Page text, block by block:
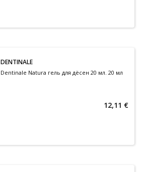
DENTINALE
Dentinale Natura гель для дёсен 20 мл. 20 мл
12,11 €